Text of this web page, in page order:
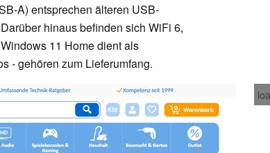
A) entsprechen älteren USB-
hinaus befinden sich WiFi 6,
11 Home dient als
- gehören zum Lieferumfang.